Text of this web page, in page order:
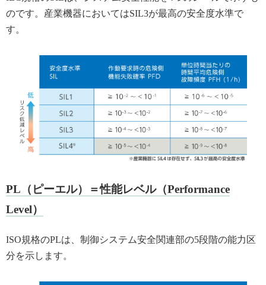
のです。産業機器においてはSIL3が最高の安全度水準で
す。
PL（ピーエル）＝性能レベル（Performance
Level）
ISO規格のPLは、制御システム安全関連部の5段階の能力区
分を示します。